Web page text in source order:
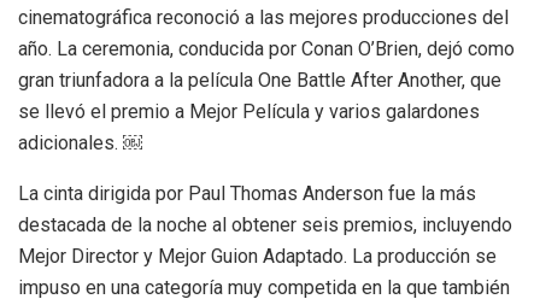
cinematográfica reconoció a las mejores producciones del
año. La ceremonia, conducida por Conan O’Brien, dejó como
gran triunfadora a la película One Battle After Another, que
se llevó el premio a Mejor Película y varios galardones
adicionales. ￼
La cinta dirigida por Paul Thomas Anderson fue la más
destacada de la noche al obtener seis premios, incluyendo
Mejor Director y Mejor Guion Adaptado. La producción se
impuso en una categoría muy competida en la que también